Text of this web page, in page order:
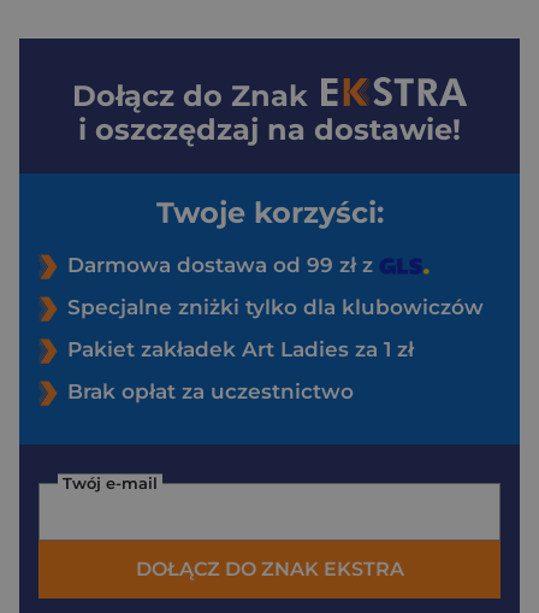
Dołącz do Znak
i oszczędzaj na dostawie!
Twoje korzyści:
Darmowa dostawa od 99 zł z
Specjalne zniżki tylko dla klubowiczów
Pakiet zakładek Art Ladies za 1 zł
Brak opłat za uczestnictwo
Twój e-mail
DOŁĄCZ DO ZNAK EKSTRA